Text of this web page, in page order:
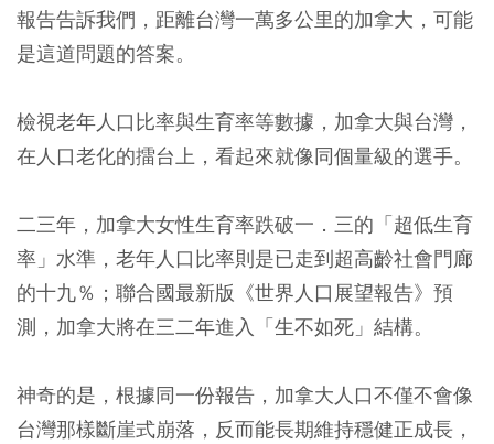
報告告訴我們，距離台灣一萬多公里的加拿大，可能
是這道問題的答案。
檢視老年人口比率與生育率等數據，加拿大與台灣，
在人口老化的擂台上，看起來就像同個量級的選手。
二三年，加拿大女性生育率跌破一．三的「超低生育
率」水準，老年人口比率則是已走到超高齡社會門廊
的十九％；聯合國最新版《世界人口展望報告》預
測，加拿大將在三二年進入「生不如死」結構。
神奇的是，根據同一份報告，加拿大人口不僅不會像
台灣那樣斷崖式崩落，反而能長期維持穩健正成長，